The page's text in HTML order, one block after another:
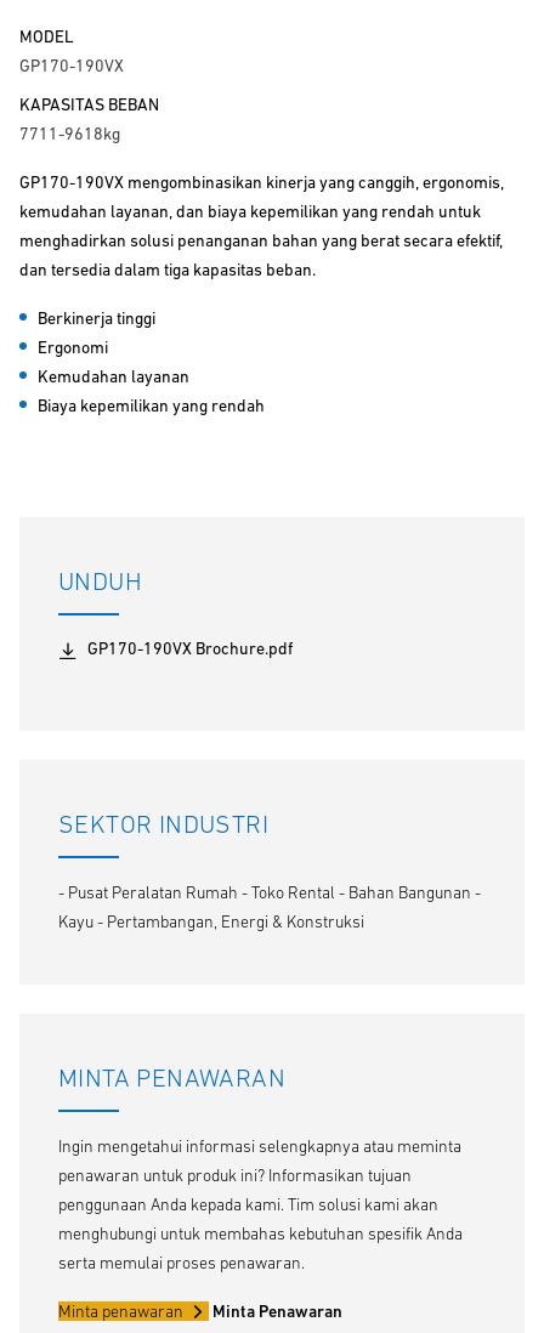
MODEL
GP170-190VX
KAPASITAS BEBAN
7711-9618kg
GP170-190VX mengombinasikan kinerja yang canggih, ergonomis,
kemudahan layanan, dan biaya kepemilikan yang rendah untuk
menghadirkan solusi penanganan bahan yang berat secara efektif,
dan tersedia dalam tiga kapasitas beban.
Berkinerja tinggi
Ergonomi
Kemudahan layanan
Biaya kepemilikan yang rendah
UNDUH
GP170-190VX Brochure.pdf
SEKTOR INDUSTRI
- Pusat Peralatan Rumah - Toko Rental - Bahan Bangunan -
Kayu - Pertambangan, Energi & Konstruksi
MINTA PENAWARAN
Ingin mengetahui informasi selengkapnya atau meminta
penawaran untuk produk ini? Informasikan tujuan
penggunaan Anda kepada kami. Tim solusi kami akan
menghubungi untuk membahas kebutuhan spesifik Anda
serta memulai proses penawaran.
Minta penawaran Minta Penawaran